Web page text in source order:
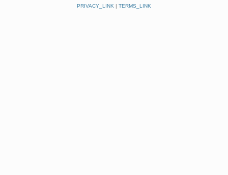
PRIVACY_LINK | TERMS_LINK